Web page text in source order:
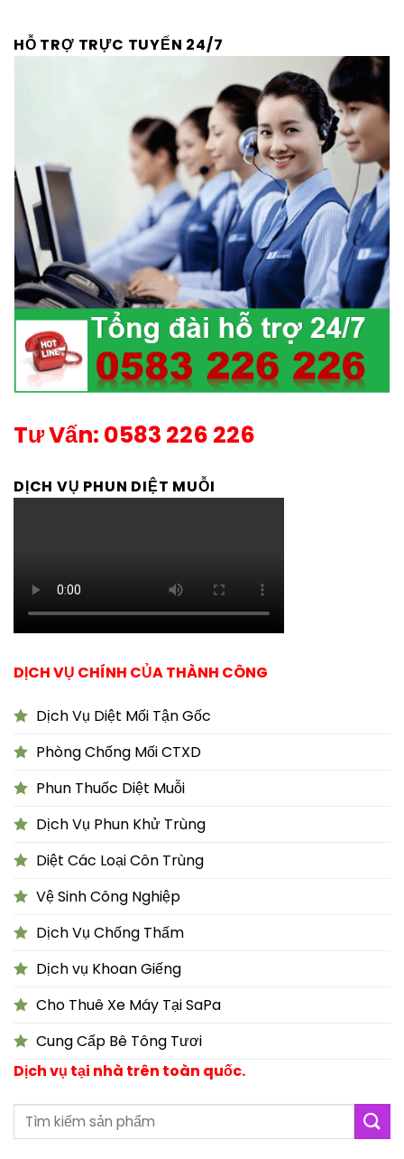
HỖ TRỢ TRỰC TUYẾN 24/7
Tư Vấn: 0583 226 226
DỊCH VỤ PHUN DIỆT MUỖI
DỊCH VỤ CHÍNH CỦA THÀNH CÔNG
Dịch Vụ Diệt Mối Tận Gốc
Phòng Chống Mối CTXD
Phun Thuốc Diệt Muỗi
Dịch Vụ Phun Khử Trùng
Diệt Các Loại Côn Trùng
Vệ Sinh Công Nghiệp
Dịch Vụ Chống Thấm
Dịch vụ Khoan Giếng
Cho Thuê Xe Máy Tại SaPa
Cung Cấp Bê Tông Tươi
Dịch vụ tại nhà trên toàn quốc.